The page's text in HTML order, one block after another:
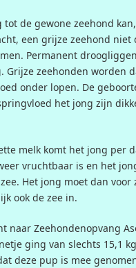
de gewone zeehond
een grijze zeehond niet
Permanent
zeehonden worden
onder lopen. De
het jong zijn
melk komt het jong per
vruchtbaar is en het
Het jong moet dan voor
ook de zee in.
naar Zeehondenopvang
ging van slechts 15,1
deze pup is mee